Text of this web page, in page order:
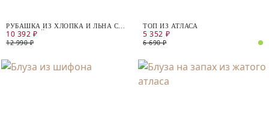
РУБАШКА ИЗ ХЛОПКА И ЛЬНА С
ЦЕПОЧКОЙ МОНИЛЬ
10 392 ₽
12 990 ₽
ТОП ИЗ АТЛАСА
5 352 ₽
6 690 ₽